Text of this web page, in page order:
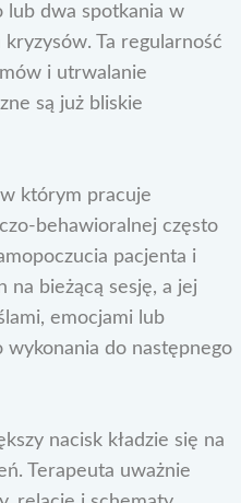
lub dwa spotkania w
Ta regularność
i utrwalanie
są już bliskie
którym pracuje
behawioralnej często
pacjenta i
na bieżącą sesję, a jej
emocjami lub
wykonania do następnego
nacisk kładzie się na
Terapeuta uważnie